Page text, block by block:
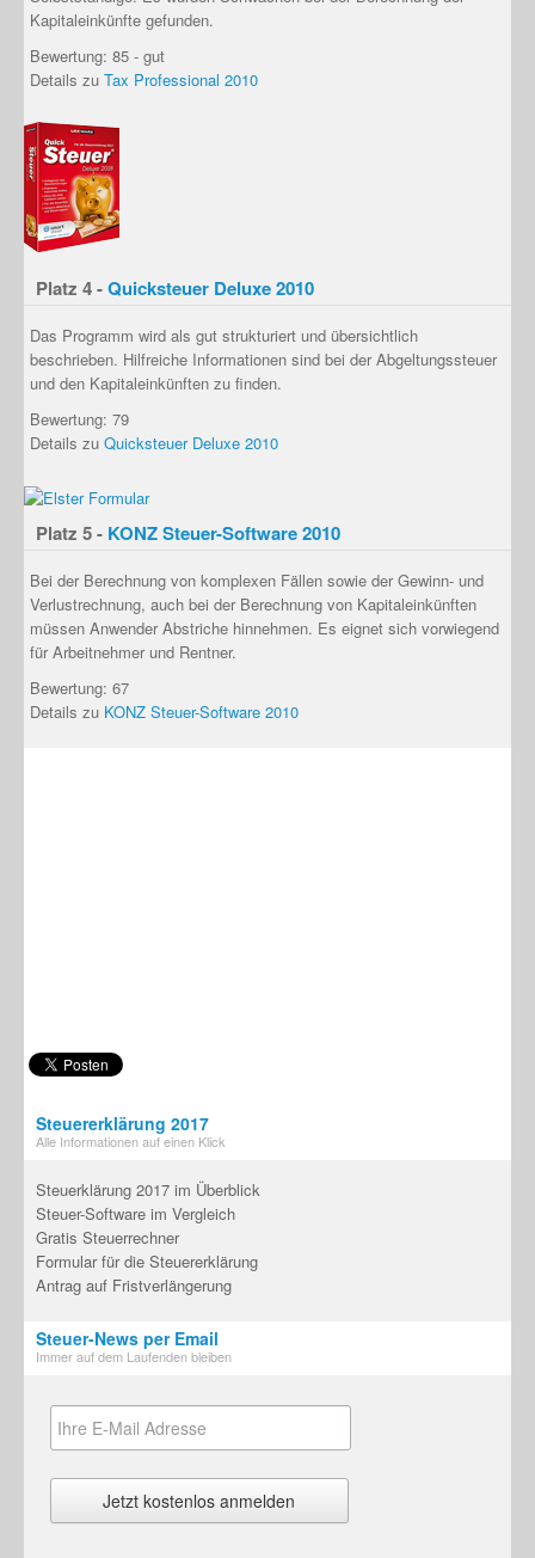
Kapitaleinkünfte gefunden.
Bewertung: 85 - gut
Details zu Tax Professional 2010
Platz 4 -Quicksteuer Deluxe 2010
Das Programm wird als gut strukturiert und übersichtlich
beschrieben. Hilfreiche Informationen sind bei der Abgeltungssteuer
und den Kapitaleinkünften zu finden.
Bewertung: 79
Details zu Quicksteuer Deluxe 2010
Platz 5 - KONZ Steuer-Software 2010
Bei der Berechnung von komplexen Fällen sowie der Gewinn- und
Verlustrechnung, auch bei der Berechnung von Kapitaleinkünften
müssen Anwender Abstriche hinnehmen. Es eignet sich vorwiegend
für Arbeitnehmer und Rentner.
Bewertung: 67
Details zu KONZ Steuer-Software 2010
Steuererklärung 2017
Alle Informationen auf einen Klick
Steuerklärung 2017 im Überblick
Steuer-Software im Vergleich
Gratis Steuerrechner
Formular für die Steuererklärung
Antrag auf Fristverlängerung
Steuer-News per Email
Immer auf dem Laufenden bleiben